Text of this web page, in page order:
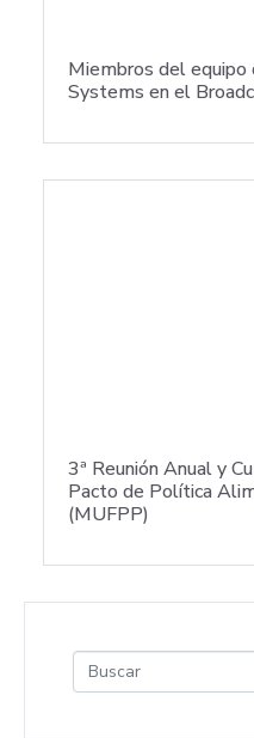
Miembros del equipo
Systems en el
3ª Reunión Anual y
Pacto de Política
(MUFPP)